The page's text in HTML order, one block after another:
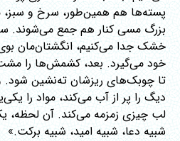
پسته‌ها هم همین‌طور، سرخ و
بزرگ مسی کنار هم جمع می‌شوند.
خشک جدا می‌کنیم، انگشتان‌مان
خود می‌گیرد. بعد، کشمش‌ها را
تا چوبک‌های ریزشان ته‌نشین شود.
دیگ را پر از آب می‌کند، مواد را
لب چیزی زمزمه می‌کند. آن
شبیه دعا، شبیه امید، شبیه برکت.»